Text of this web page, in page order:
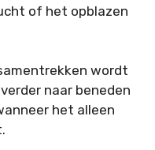
of het opblazen
wordt
naar beneden
het alleen